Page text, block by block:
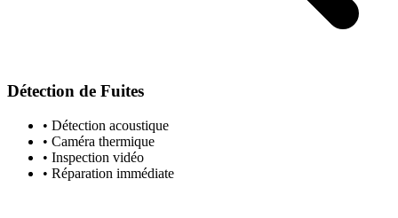
Détection de Fuites
• Détection acoustique
• Caméra thermique
• Inspection vidéo
• Réparation immédiate